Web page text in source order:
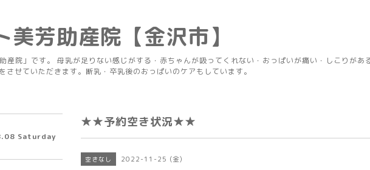
芳助産院【金沢市】
産院」です。 母乳が足りない感じがする・赤ちゃんが吸ってくれない・おっぱいが痛い・しこりがあ
せていただきます。断乳・卒乳後のおっぱいのケアもしています。
★★予約空き状況★★
空きなし 2022-11-25 (金)
Saturday